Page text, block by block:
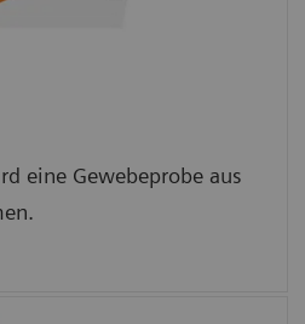
eine Gewebeprobe aus
unter dem Mikroskop